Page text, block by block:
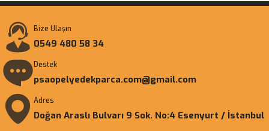
Bize Ulaşın
0549 480 58 34
Destek
psaopelyedekparca.com@gmail.com
Adres
Doğan Araslı Bulvarı 9 Sok. No:4 Esenyurt / İstanbul